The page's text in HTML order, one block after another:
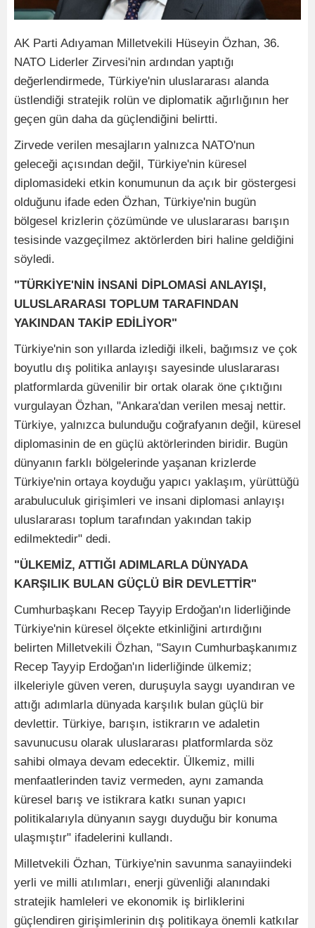
AK Parti Adıyaman Milletvekili Hüseyin Özhan, 36.
NATO Liderler Zirvesi'nin ardından yaptığı
değerlendirmede, Türkiye'nin uluslararası alanda
üstlendiği stratejik rolün ve diplomatik ağırlığının her
geçen gün daha da güçlendiğini belirtti.
Zirvede verilen mesajların yalnızca NATO'nun
geleceği açısından değil, Türkiye'nin küresel
diplomasideki etkin konumunun da açık bir göstergesi
olduğunu ifade eden Özhan, Türkiye'nin bugün
bölgesel krizlerin çözümünde ve uluslararası barışın
tesisinde vazgeçilmez aktörlerden biri haline geldiğini
söyledi.
"TÜRKİYE'NİN İNSANİ DİPLOMASİ ANLAYIŞI,
ULUSLARARASI TOPLUM TARAFINDAN
YAKINDAN TAKİP EDİLİYOR"
Türkiye'nin son yıllarda izlediği ilkeli, bağımsız ve çok
boyutlu dış politika anlayışı sayesinde uluslararası
platformlarda güvenilir bir ortak olarak öne çıktığını
vurgulayan Özhan, "Ankara'dan verilen mesaj nettir.
Türkiye, yalnızca bulunduğu coğrafyanın değil, küresel
diplomasinin de en güçlü aktörlerinden biridir. Bugün
dünyanın farklı bölgelerinde yaşanan krizlerde
Türkiye'nin ortaya koyduğu yapıcı yaklaşım, yürüttüğü
arabuluculuk girişimleri ve insani diplomasi anlayışı
uluslararası toplum tarafından yakından takip
edilmektedir" dedi.
"ÜLKEMİZ, ATTIĞI ADIMLARLA DÜNYADA
KARŞILIK BULAN GÜÇLÜ BİR DEVLETTİR"
Cumhurbaşkanı Recep Tayyip Erdoğan'ın liderliğinde
Türkiye'nin küresel ölçekte etkinliğini artırdığını
belirten Milletvekili Özhan, "Sayın Cumhurbaşkanımız
Recep Tayyip Erdoğan'ın liderliğinde ülkemiz;
ilkeleriyle güven veren, duruşuyla saygı uyandıran ve
attığı adımlarla dünyada karşılık bulan güçlü bir
devlettir. Türkiye, barışın, istikrarın ve adaletin
savunucusu olarak uluslararası platformlarda söz
sahibi olmaya devam edecektir. Ülkemiz, milli
menfaatlerinden taviz vermeden, aynı zamanda
küresel barış ve istikrara katkı sunan yapıcı
politikalarıyla dünyanın saygı duyduğu bir konuma
ulaşmıştır" ifadelerini kullandı.
Milletvekili Özhan, Türkiye'nin savunma sanayiindeki
yerli ve milli atılımları, enerji güvenliği alanındaki
stratejik hamleleri ve ekonomik iş birliklerini
güçlendiren girişimlerinin dış politikaya önemli katkılar